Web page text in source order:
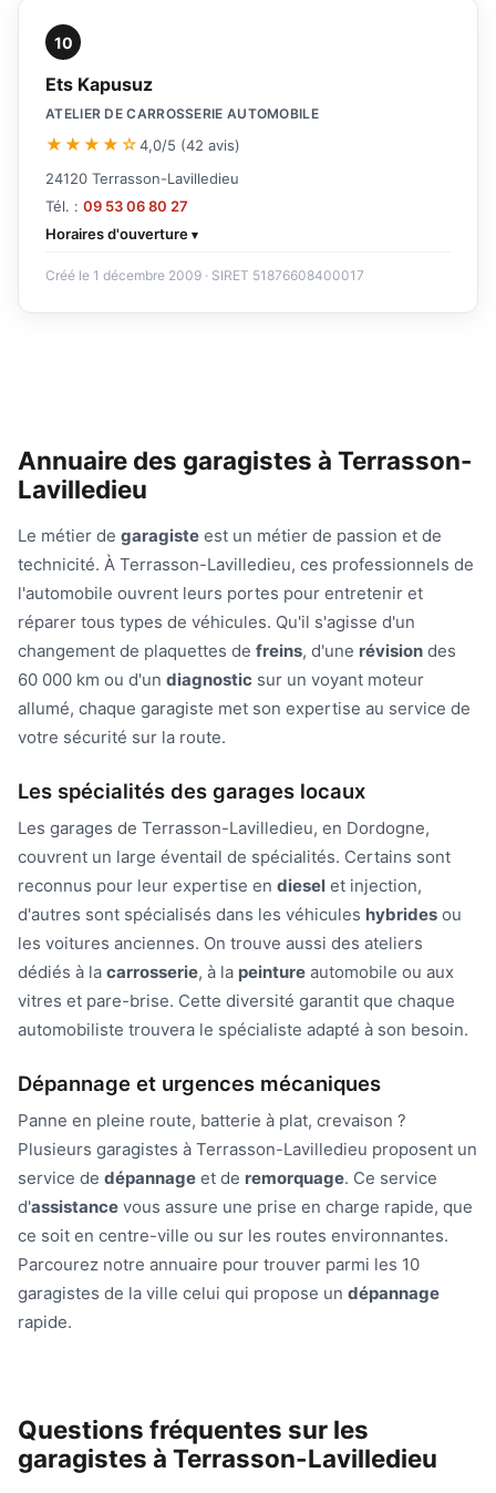
10
Ets Kapusuz
ATELIER DE CARROSSERIE AUTOMOBILE
★★★★☆4,0/5 (42 avis)
24120 Terrasson-Lavilledieu
Tél. : 09 53 06 80 27
Horaires d'ouverture
Créé le 1 décembre 2009 · SIRET 51876608400017
Annuaire des garagistes à Terrasson-
Lavilledieu
Le métier de garagiste est un métier de passion et de
technicité. À Terrasson-Lavilledieu, ces professionnels de
l'automobile ouvrent leurs portes pour entretenir et
réparer tous types de véhicules. Qu'il s'agisse d'un
changement de plaquettes de freins, d'une révision des
60 000 km ou d'un diagnostic sur un voyant moteur
allumé, chaque garagiste met son expertise au service de
votre sécurité sur la route.
Les spécialités des garages locaux
Les garages de Terrasson-Lavilledieu, en Dordogne,
couvrent un large éventail de spécialités. Certains sont
reconnus pour leur expertise en diesel et injection,
d'autres sont spécialisés dans les véhicules hybrides ou
les voitures anciennes. On trouve aussi des ateliers
dédiés à la carrosserie, à la peinture automobile ou aux
vitres et pare-brise. Cette diversité garantit que chaque
automobiliste trouvera le spécialiste adapté à son besoin.
Dépannage et urgences mécaniques
Panne en pleine route, batterie à plat, crevaison ?
Plusieurs garagistes à Terrasson-Lavilledieu proposent un
service de dépannage et de remorquage. Ce service
d'assistance vous assure une prise en charge rapide, que
ce soit en centre-ville ou sur les routes environnantes.
Parcourez notre annuaire pour trouver parmi les 10
garagistes de la ville celui qui propose un dépannage
rapide.
Questions fréquentes sur les
garagistes à Terrasson-Lavilledieu